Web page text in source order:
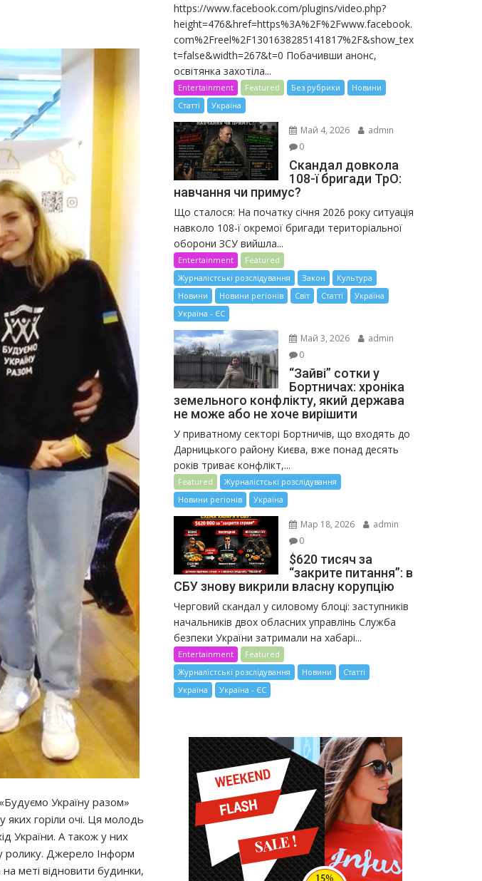
Україну разом»
яких горіли очі. Ця молодь
України. А також у них
ролику. Джерело Інформ
меті відновити будинки,
https://www.facebook.com/plugins/video.php?
height=476&href=https%3A%2F%2Fwww.facebook.
com%2Freel%2F1301638285141817%2F&show_tex
t=false&width=267&t=0 Побачивши анонс,
освітянка захотіла...
Entertainment Featured Без рубрики
Новини
Статті
Україна
Май 4, 2026
admin
0
Скандал довкола
108-ї бригади ТрО:
навчання чи примус?
Що сталося: На початку січня 2026 року ситуація
навколо 108-ї окремої бригади територіальної
оборони ЗСУ вийшла...
Entertainment
Featured
Журналістські розслідування
Закон
Культура
Новини
Новини регіонів Світ Статті
Україна
Україна - ЄС
Май 3, 2026
admin
0
“Зайві” сотки у
Бортничах: хроніка
земельного конфлікту, який держава
не може або не хоче вирішити
У приватному секторі Бортничів, що входять до
Дарницького району Києва, вже понад десять
років триває конфлікт,...
Featured
Журналістські розслідування
Новини регіонів
Україна
Мар 18, 2026
admin
0
$620 тисяч за
“закрите питання”: в
СБУ знову викрили власну корупцію
Черговий скандал у силовому блоці: заступників
начальників двох обласних управлінь Служба
безпеки України затримали на хабарі...
Entertainment
Featured
Журналістські розслідування
Новини
Статті
Україна
Україна - ЄС